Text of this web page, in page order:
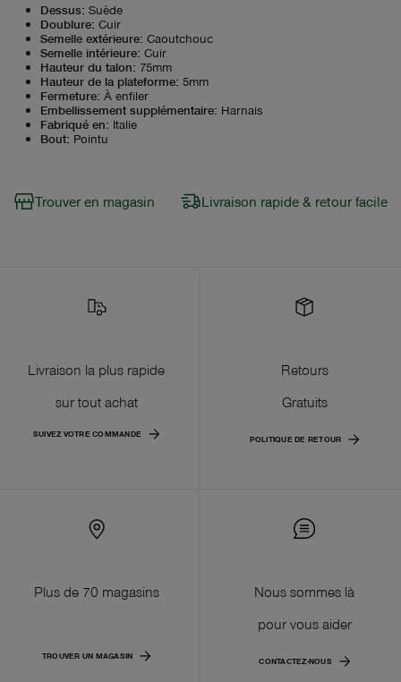
Dessus: Suède
Doublure: Cuir
Semelle extérieure: Caoutchouc
Semelle intérieure: Cuir
Hauteur du talon: 75mm
Hauteur de la plateforme: 5mm
Fermeture: À enfiler
Embellissement supplémentaire: Harnais
Fabriqué en: Italie
Bout: Pointu
Trouver en magasin Livraison rapide & retour facile
Livraison la plus rapide
sur tout achat
SUIVEZ VOTRE COMMANDE
Retours
Gratuits
POLITIQUE DE RETOUR
Plus de 70 magasins
TROUVER UN MAGASIN
Nous sommes là
pour vous aider
CONTACTEZ-NOUS